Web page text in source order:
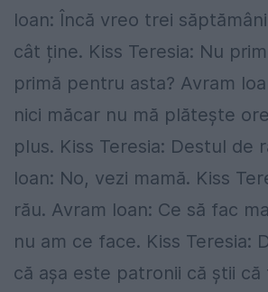
Ioan: Încă vreo trei
cât ține. Kiss Teresia: Nu
primă pentru asta? Avram
nici măcar nu mă plătește
plus. Kiss Teresia: Destul de
Ioan: No, vezi mamă. Kiss
rău. Avram Ioan: Ce să fac
nu am ce face. Kiss Teresia:
că așa este patronii că știi că